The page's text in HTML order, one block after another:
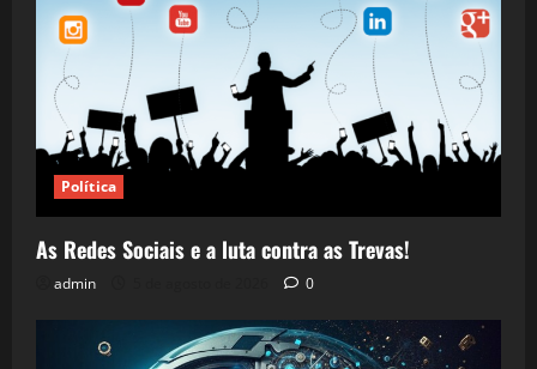
Política
As Redes Sociais e a luta contra as Trevas!
admin 0